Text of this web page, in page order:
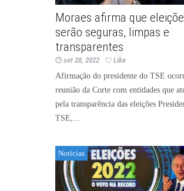
Moraes afirma que
serão seguras, limpas e
transparentes
set 28, 2022
Like
Afirmação do presidente do TSE
reunião da Corte com entidades que
pela transparência das eleições
TSE,...
Notícias